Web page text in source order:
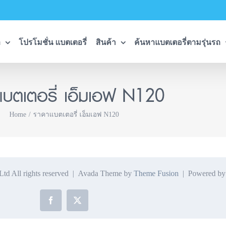
โปรโมชั่น แบตเตอรี่ สินค้า ค้นหาแบตเตอรี่ตามรุ่นรถ
บตเตอรี่ เอ็มเอฟ N120
Home ราคาแบตเตอรี่ เอ็มเอฟ N120
All rights reserved | Avada Theme by Theme Fusion | Powered by
Facebook
X